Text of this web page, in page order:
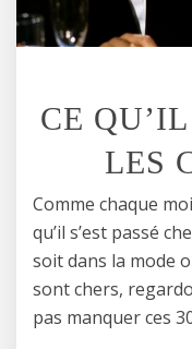
CE
LES
Comme chaque
qu’il s’est passé
soit dans la mode
sont chers,
pas manquer ces